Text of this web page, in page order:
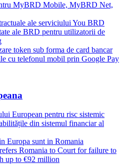
MyBRD Mobile, MyBRD Net,
ale serviciului You BRD
ale BRD pentru utilizatorii de
token sub forma de card bancar
cu telefonul mobil prin Google Pay
European pentru risc sistemic
din sistemul financiar al
Europa sunt in Romania
Romania to Court for failure to
up to €92 million